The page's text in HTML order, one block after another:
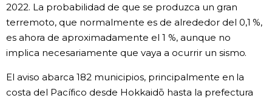
2022. La probabilidad de que se produzca un gran
terremoto, que normalmente es de alrededor del 0,1 %,
es ahora de aproximadamente el 1 %, aunque no
implica necesariamente que vaya a ocurrir un sismo.
El aviso abarca 182 municipios, principalmente en la
costa del Pacífico desde Hokkaidō hasta la prefectura